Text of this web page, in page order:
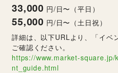
33,000 円/日〜（平日）
55,000 円/日〜（土日祝）
詳細は、以下URLより、「イベ
ご確認ください。
https://www.market-
nt_guide.html